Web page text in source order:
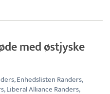
med østjyske
Enhedslisten Randers,
Liberal Alliance Randers,